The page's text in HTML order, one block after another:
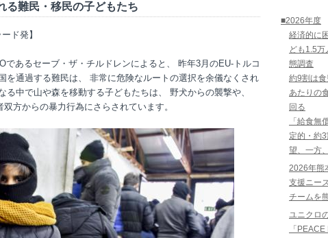
る難民・移民の子どもたち
ド発】
であるセーブ・ザ・チルドレンによると、 昨年3月のEU-トルコ
を通過する難民は、 非常に危険なルートの選択を余儀なくされ
る中で山や森を移動する子どもたちは、 野犬からの襲撃や、
方からの暴力行為にさらされています。
■2026年度
経済的に
ども1.5
態調査
約9割は
あたりの
回る
「給食無
定的・約
望、一方
2026年熊
支援ニー
チームを
ユニクロ
「